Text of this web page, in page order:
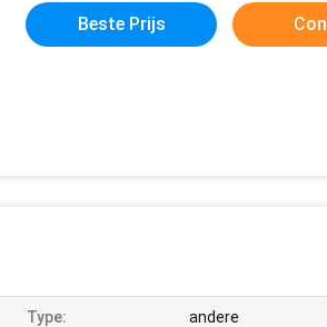
Beste Prijs
Type: andere